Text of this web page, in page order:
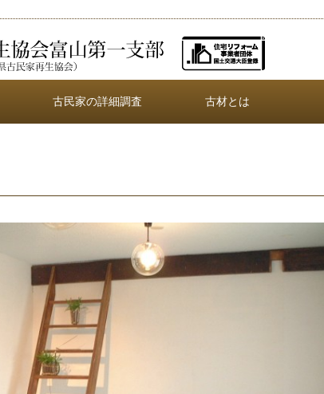
古民家の詳細調査 古材とは